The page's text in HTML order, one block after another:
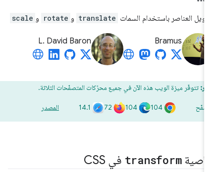
العناصر باستخدام السمات translate و rotate و scale
Bramus
L. David Baron
تتوفّر ميزة الويب هذه الآن في جميع محرّكات المتصفّحات الثلاثة.
104
104
72
14.1 المصدر
transformفي CSS